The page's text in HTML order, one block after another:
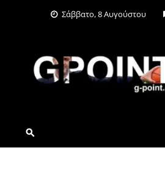
Σάββατο, 8 Αυγούστου
G-